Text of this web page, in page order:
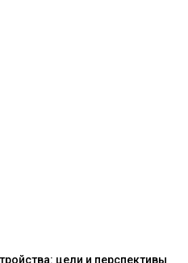
цели и перспективы